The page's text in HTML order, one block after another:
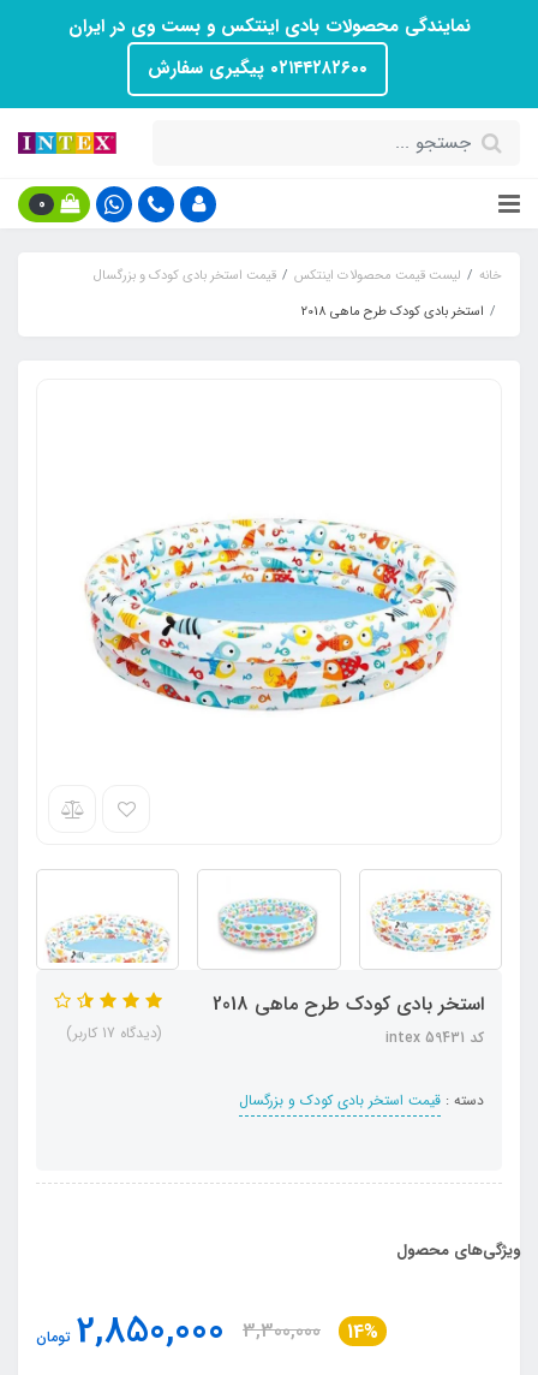
نمایندگی محصولات بادی اینتکس و بست وی در ایران
۰۲۱۴۴۲۸۲۶۰۰ پیگیری سفارش
0
خانه لیست قیمت محصولات اینتکس
قیمت استخر بادی کودک و بزرگسال
استخر بادی کودک طرح ماهی 2018
استخر بادی کودک طرح ماهی 2018
کد intex 59431
دسته : قیمت استخر بادی کودک و بزرگسال
(دیدگاه 17 کاربر)
ویژگی‌های محصول
14%
3,300,000
2,850,000 تومان